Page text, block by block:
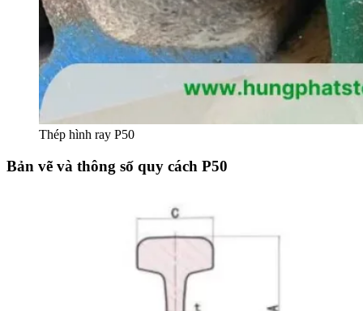
Thép hình ray P50
Bản vẽ và thông số quy cách P50